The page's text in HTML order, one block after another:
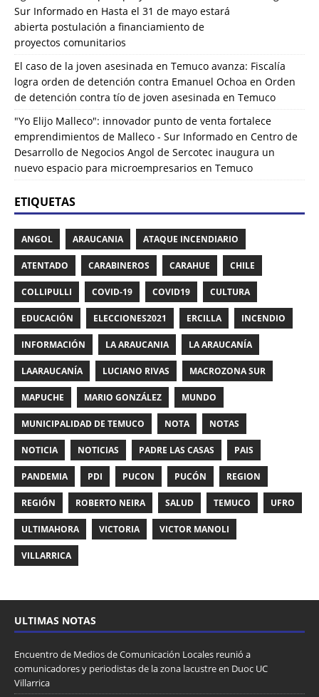
Sur Informado en Hasta el 31 de mayo estará
abierta postulación a financiamiento de
proyectos comunitarios
El caso de la joven asesinada en Temuco avanza: Fiscalía
logra orden de detención contra Emanuel Ochoa en Orden
de detención contra tío de joven asesinada en Temuco
"Yo Elijo Malleco": innovador punto de venta fortalece
emprendimientos de Malleco - Sur Informado en Centro de
Desarrollo de Negocios Angol de Sercotec inaugura un
nuevo espacio para microempresarios en Temuco
ETIQUETAS
ANGOL ARAUCANIA ATAQUE INCENDIARIO
ATENTADO CARABINEROS CARAHUE CHILE
COLLIPULLI COVID-19 COVID19 CULTURA
EDUCACIÓN ELECCIONES2021 ERCILLA INCENDIO
INFORMACIÓN LA ARAUCANIA LA ARAUCANÍA
LAARAUCANÍA LUCIANO RIVAS MACROZONA SUR
MAPUCHE MARIO GONZÁLEZ MUNDO
MUNICIPALIDAD DE TEMUCO NOTA NOTAS
NOTICIA NOTICIAS PADRE LAS CASAS PAIS
PANDEMIA PDI PUCON PUCÓN REGION
REGIÓN ROBERTO NEIRA SALUD TEMUCO UFRO
ULTIMAHORA VICTORIA VICTOR MANOLI
VILLARRICA
ULTIMAS NOTAS
Encuentro de Medios de Comunicación Locales reunió a
comunicadores y periodistas de la zona lacustre en Duoc UC
Villarrica